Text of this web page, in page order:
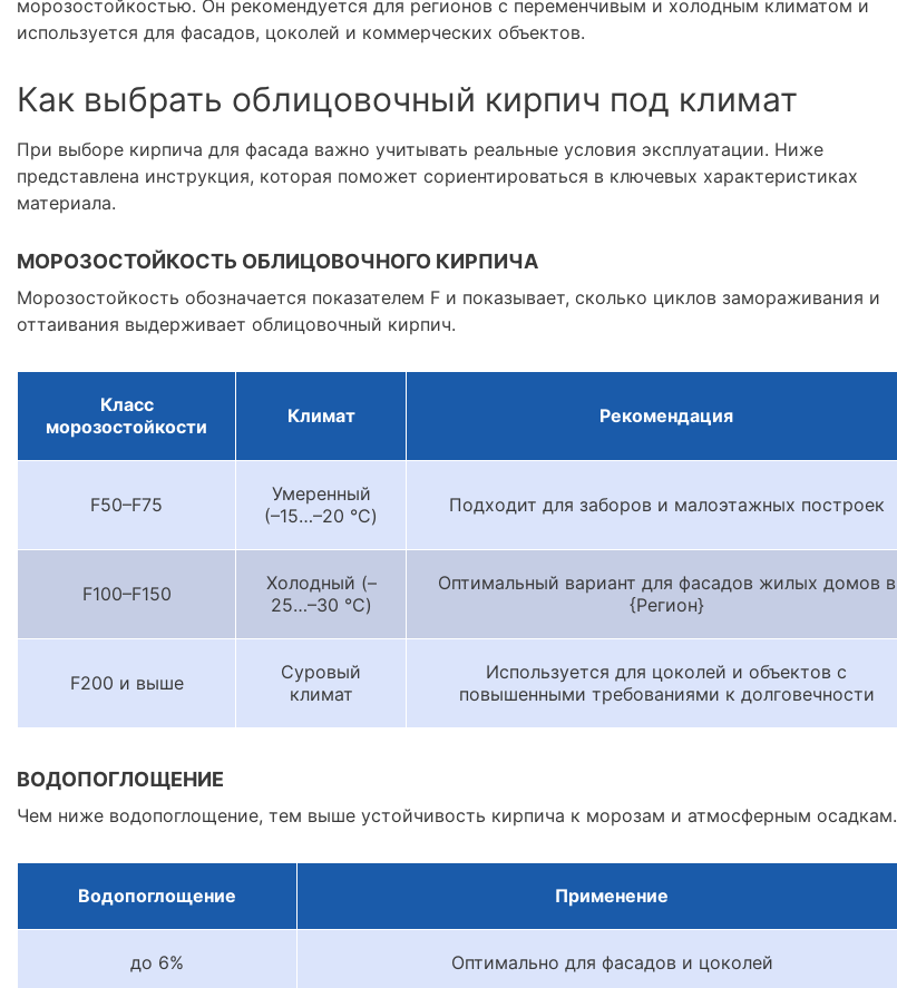
морозостойкостью. Он рекомендуется для регионов с переменчивым и холодным климатом и
используется для фасадов, цоколей и коммерческих объектов.
Как выбрать облицовочный кирпич под климат
При выборе кирпича для фасада важно учитывать реальные условия эксплуатации. Ниже
представлена инструкция, которая поможет сориентироваться в ключевых характеристиках
материала.
МОРОЗОСТОЙКОСТЬ ОБЛИЦОВОЧНОГО КИРПИЧА
Морозостойкость обозначается показателем F и показывает, сколько циклов замораживания и
оттаивания выдерживает облицовочный кирпич.
Класс
морозостойкости
Климат Рекомендация
F50–F75
Умеренный
(–15…–20 °C)
Подходит для заборов и малоэтажных построек
F100–F150
Холодный (–
25…–30 °C)
Оптимальный вариант для фасадов жилых домов в
{Регион}
F200 и выше
Суровый
климат
Используется для цоколей и объектов с
повышенными требованиями к долговечности
ВОДОПОГЛОЩЕНИЕ
Чем ниже водопоглощение, тем выше устойчивость кирпича к морозам и атмосферным осадкам.
Водопоглощение Применение
до 6% Оптимально для фасадов и цоколей